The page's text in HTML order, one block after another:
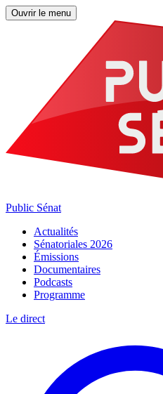
Ouvrir le menu
Public Sénat
Actualités
Sénatoriales 2026
Émissions
Documentaires
Podcasts
Programme
Le direct